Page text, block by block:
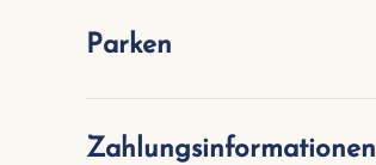
Parken
Zahlungsinformationen